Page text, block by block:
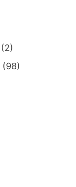
(2)
(98)